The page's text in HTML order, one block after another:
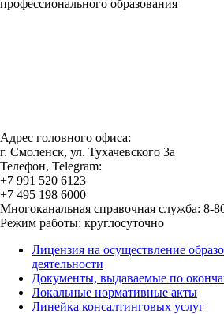
профессионального образования
Адрес головного офиса:
г. Смоленск, ул. Тухачевского 3а
Телефон, Telegram:
+7 991 520 6123
+7 495 198 6000
Многоканальная справочная служба: 8-
Режим работы: круглосуточно
Лицензия на осуществление
деятельности
Документы, выдаваемые по
Локальные нормативные акты
Линейка консалтинговых услуг